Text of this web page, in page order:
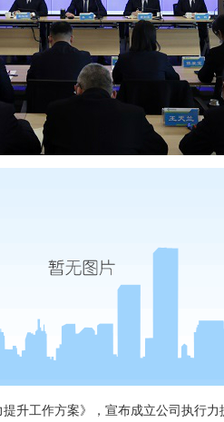
工作方案》，宣布成立公司执行力